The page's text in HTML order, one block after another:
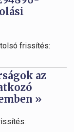
frissítés:
az
»